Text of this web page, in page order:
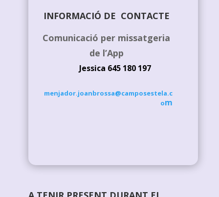
INFORMACIÓ DE CONTACTE
Comunicació per missatgeria
de l’App
Jessica 645 180 197
menjador.joanbrossa@camposestela.c
om